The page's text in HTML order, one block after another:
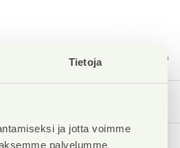
Tietoja
ja jotta voimme
palvelumme
Kuivaushuone
Kyllä